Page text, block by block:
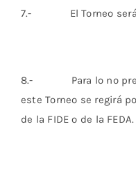
7.- El Torneo será
8.- Para lo no
este Torneo se regirá
de la FIDE o de la FEDA.